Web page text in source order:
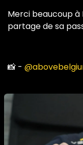
Merci beaucoup à
partage de sa
📸 -